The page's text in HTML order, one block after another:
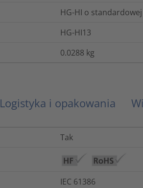
HG-HI o
HG-HI13
0.0288 kg
Logistyka i opakowania
Tak
IEC 61386